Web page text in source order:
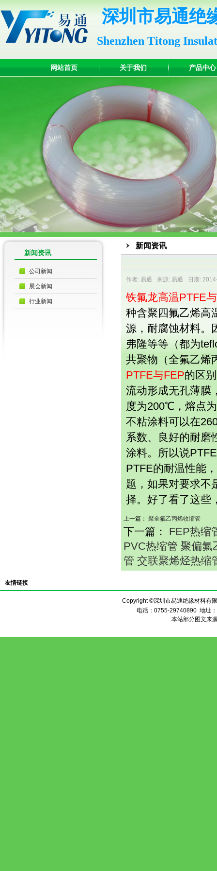
深圳市易通绝
Shenzhen Titong
网站首页 关于我们 产品中心
新闻资讯
公司新闻
展会新闻
行业新闻
新闻资讯
作者: 易通 来源: 易通 日期:
铁氟龙高温PTFE
种含聚四氟乙烯高
源，耐腐蚀材料。
弗隆等等（都为
共聚物（全氟乙烯
PTFE与FEP的区
流动形成无孔薄膜
度为200℃，熔点
不粘涂料可以在
系数、良好的耐磨
涂料。所以说
PTFE的耐温性能
题，如果对要求不
择。好了看了这些
上一篇： 聚全氟乙丙烯收缩管
下一篇： FEP热缩
PVC热缩管 聚偏氟
管 交联聚烯烃热缩
友情链接
Copyright ©深圳市易通绝缘材料有
电话：0755-29740890 地址：
本站部分图文来